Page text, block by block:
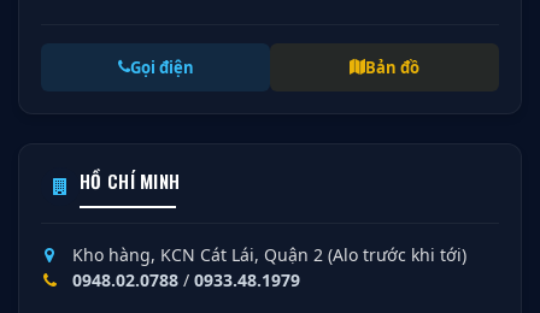
Gọi điện Bản đồ
HỒ CHÍ MINH
Kho hàng, KCN Cát Lái, Quận 2 (Alo trước khi tới)
0948.02.0788 / 0933.48.1979